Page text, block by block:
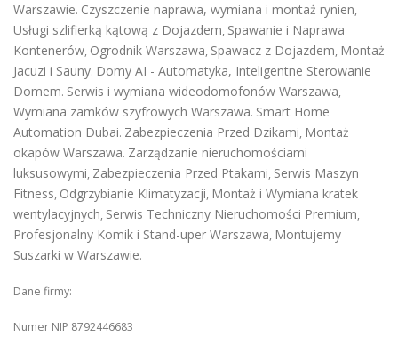
Warszawie. Czyszczenie naprawa, wymiana i montaż rynien,
Usługi szlifierką kątową z Dojazdem, Spawanie i Naprawa
Kontenerów, Ogrodnik Warszawa, Spawacz z Dojazdem, Montaż
Jacuzi i Sauny. Domy AI - Automatyka, Inteligentne Sterowanie
Domem. Serwis i wymiana wideodomofonów Warszawa,
Wymiana zamków szyfrowych Warszawa. Smart Home
Automation Dubai. Zabezpieczenia Przed Dzikami, Montaż
okapów Warszawa. Zarządzanie nieruchomościami
luksusowymi, Zabezpieczenia Przed Ptakami, Serwis Maszyn
Fitness, Odgrzybianie Klimatyzacji, Montaż i Wymiana kratek
wentylacyjnych, Serwis Techniczny Nieruchomości Premium,
Profesjonalny Komik i Stand-uper Warszawa, Montujemy
Suszarki w Warszawie.
Dane firmy:
Numer NIP 8792446683